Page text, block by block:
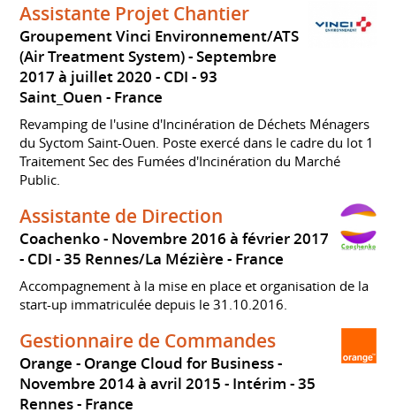
Assistante Projet Chantier
Groupement Vinci Environnement/ATS
(Air Treatment System)
Septembre
2017 à juillet 2020 CDI
93
Saint_Ouen
France
Revamping de l'usine d'Incinération de Déchets Ménagers
du Syctom Saint-Ouen. Poste exercé dans le cadre du lot 1
Traitement Sec des Fumées d'Incinération du Marché
Public.
Assistante de Direction
Coachenko
Novembre 2016 à février 2017
CDI
35 Rennes/La Mézière France
Accompagnement à la mise en place et organisation de la
start-up immatriculée depuis le 31.10.2016.
Gestionnaire de Commandes
Orange - Orange Cloud for Business
Novembre 2014 à avril 2015 Intérim
35
Rennes
France